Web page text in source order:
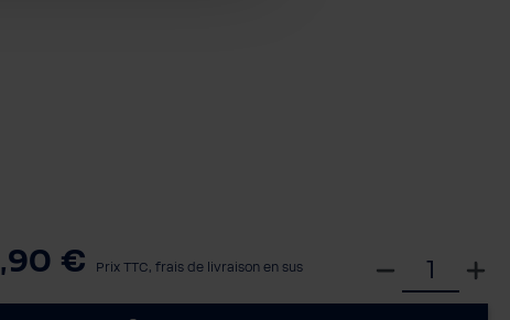
€ Prix TTC, frais de livraison en sus